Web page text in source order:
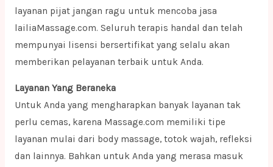
layanan pijat jangan ragu untuk mencoba jasa
lailiaMassage.com. Seluruh terapis handal dan telah
mempunyai lisensi bersertifikat yang selalu akan
memberikan pelayanan terbaik untuk Anda.
Layanan Yang Beraneka
Untuk Anda yang mengharapkan banyak layanan tak
perlu cemas, karena Massage.com memiliki tipe
layanan mulai dari body massage, totok wajah, refleksi
dan lainnya. Bahkan untuk Anda yang merasa masuk